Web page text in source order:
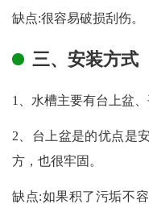
缺点:很容易破损刮伤。
三、安装方式
1、水槽主要有台上盆
2、台上盆是的优点是
方，也很牢固。
缺点:如果积了污垢不